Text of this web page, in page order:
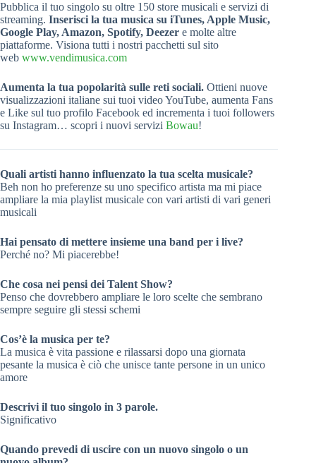
Pubblica il tuo singolo su oltre 150 store musicali e servizi di
streaming. Inserisci la tua musica su iTunes, Apple Music,
Google Play, Amazon, Spotify, Deezer e molte altre
piattaforme. Visiona tutti i nostri pacchetti sul sito
web www.vendimusica.com
Aumenta la tua popolarità sulle reti sociali. Ottieni nuove
visualizzazioni italiane sui tuoi video YouTube, aumenta Fans
e Like sul tuo profilo Facebook ed incrementa i tuoi followers
su Instagram… scopri i nuovi servizi Bowau!
Quali artisti hanno influenzato la tua scelta musicale?
Beh non ho preferenze su uno specifico artista ma mi piace
ampliare la mia playlist musicale con vari artisti di vari generi
musicali
Hai pensato di mettere insieme una band per i live?
Perché no? Mi piacerebbe!
Che cosa nei pensi dei Talent Show?
Penso che dovrebbero ampliare le loro scelte che sembrano
sempre seguire gli stessi schemi
Cos’è la musica per te?
La musica è vita passione e rilassarsi dopo una giornata
pesante la musica è ciò che unisce tante persone in un unico
amore
Descrivi il tuo singolo in 3 parole.
Significativo
Quando prevedi di uscire con un nuovo singolo o un